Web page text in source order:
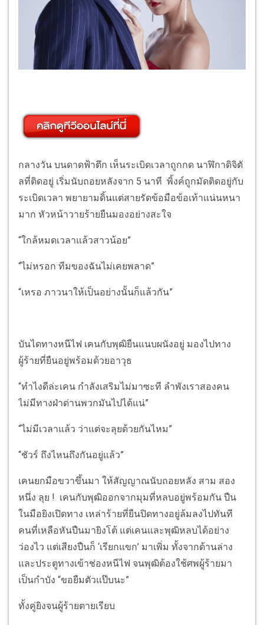
กลางวัน บนดาดฟ้าตึก เห็นระเบิดเวลาถูกกด นาฬิกาดิจิตั
ลที่ติดอยู่ เริ่มนับถอยหลังจาก 5 นาที พิ้งค์ถูกมัดติดอยู่กับ
ระเบิดเวลา พยายามดิ้นแต่สายรัดข้อมือข้อเท้าแน่นหนา
มาก หัวหน้าวายร้ายยืนมองอย่างสะใจ
“ใกล้หมดเวลาแล้วสาวน้อย”
“ไม่หรอก ทีมของฉันไม่เคยพลาด”
“เหรอ ภาวนาให้เป็นอย่างนั้นก็แล้วกัน”
บันไดทางหนีไฟ เคนกับพุฒิยืนแนบผนังอยู่ มองไปทาง
ผู้ร้ายที่ยืนอยู่พร้อมด้วยอาวุธ
“ทำไงดีล่ะเคน กำลังเสริมไม่มาซะที ลำพังเราสองคน
ไม่มีทางฝ่าด่านพวกมันไปได้แน่”
“ไม่มีเวลาแล้ว ว่าแต่จะลุยด้วยกันไหม”
“ชัวร์ ถึงไหนถึงกันอยู่แล้ว”
เคนยกมือขวาขึ้นมา ให้สัญญาณนับถอยหลัง สาม สอง
หนึ่ง ลุย ! เคนกับพุฒิออกจากมุมที่หลบอยู่พร้อมกัน ปืน
ในมือยิงเปิดทาง เหล่าร้ายที่ยืนปิดทางอยู่ล้มลงไปทันที
คนที่เหลือหันปืนมายิงโต้ แต่เคนและพุฒิหลบได้อย่าง
ว่องไว แต่เสียงปืนก็ ‘เรียกแขก’ มาเพิ่ม ทั้งจากด้านล่าง
และประตูทางเข้าช่องหนีไฟ จนพุฒิต้องใช้ศพผู้ร้ายมา
เป็นกำบัง “ขอยืมตัวแป๊บนะ”
ทั้งคู่ยิงจนผู้ร้ายตายเรียบ